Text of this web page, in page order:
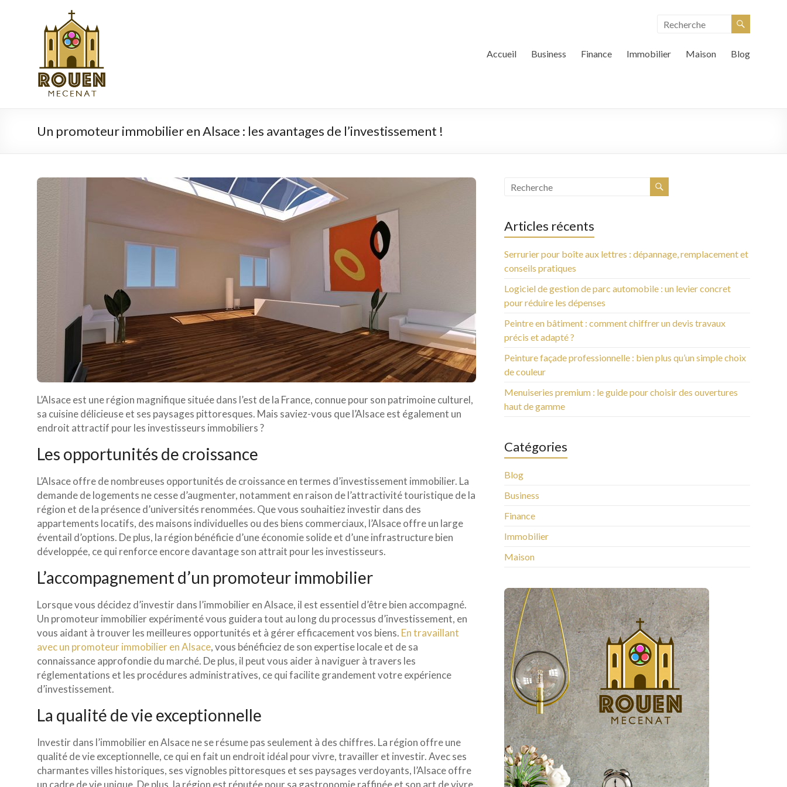
rouen-
mecenat.fr
Accueil Business Finance Immobilier Maison Blog
Un promoteur immobilier en Alsace : les avantages de l’investissement !
L’Alsace est une région magnifique située dans l’est de la France, connue pour son patrimoine culturel,
sa cuisine délicieuse et ses paysages pittoresques. Mais saviez-vous que l’Alsace est également un
endroit attractif pour les investisseurs immobiliers ?
Les opportunités de croissance
L’Alsace offre de nombreuses opportunités de croissance en termes d’investissement immobilier. La
demande de logements ne cesse d’augmenter, notamment en raison de l’attractivité touristique de la
région et de la présence d’universités renommées. Que vous souhaitiez investir dans des
appartements locatifs, des maisons individuelles ou des biens commerciaux, l’Alsace offre un large
éventail d’options. De plus, la région bénéficie d’une économie solide et d’une infrastructure bien
développée, ce qui renforce encore davantage son attrait pour les investisseurs.
L’accompagnement d’un promoteur immobilier
Lorsque vous décidez d’investir dans l’immobilier en Alsace, il est essentiel d’être bien accompagné.
Un promoteur immobilier expérimenté vous guidera tout au long du processus d’investissement, en
vous aidant à trouver les meilleures opportunités et à gérer efficacement vos biens. En travaillant
avec un promoteur immobilier en Alsace, vous bénéficiez de son expertise locale et de sa
connaissance approfondie du marché. De plus, il peut vous aider à naviguer à travers les
réglementations et les procédures administratives, ce qui facilite grandement votre expérience
d’investissement.
La qualité de vie exceptionnelle
Investir dans l’immobilier en Alsace ne se résume pas seulement à des chiffres. La région offre une
qualité de vie exceptionnelle, ce qui en fait un endroit idéal pour vivre, travailler et investir. Avec ses
charmantes villes historiques, ses vignobles pittoresques et ses paysages verdoyants, l’Alsace offre
un cadre de vie unique. De plus, la région est réputée pour sa gastronomie raffinée et son art de vivre.
Articles récents
Serrurier pour boîte aux lettres : dépannage, remplacement et
conseils pratiques
Logiciel de gestion de parc automobile : un levier concret
pour réduire les dépenses
Peintre en bâtiment : comment chiffrer un devis travaux
précis et adapté ?
Peinture façade professionnelle : bien plus qu’un simple choix
de couleur
Menuiseries premium : le guide pour choisir des ouvertures
haut de gamme
Catégories
Blog
Business
Finance
Immobilier
Maison